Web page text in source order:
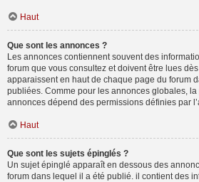
Haut
Que sont les annonces ?
Les annonces contiennent souvent des
forum que vous consultez et doivent être lues
apparaissent en haut de chaque page du forum
publiées. Comme pour les annonces globales,
annonces dépend des permissions définies par
Haut
Que sont les sujets épinglés ?
Un sujet épinglé apparaît en dessous des
forum dans lequel il a été publié. il contient des